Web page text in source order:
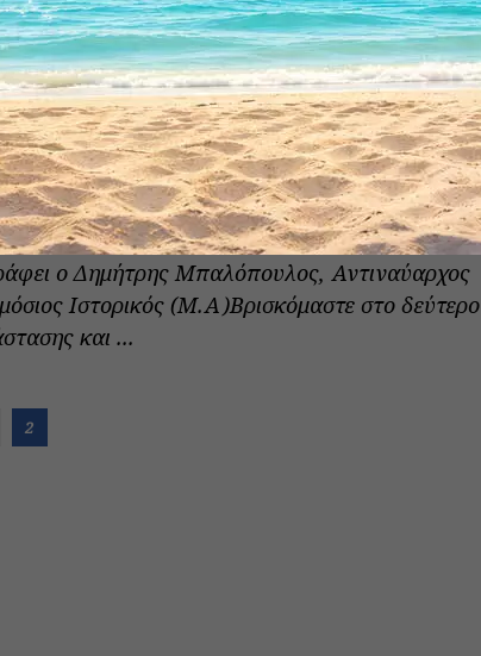
ΜπαλόπουλοςΤα προεόρτιαΤο καλοκαίρι του
Ελλάδα ιδιαίτερα θερμό αλλά και αγωνιώδες,
Αργολικού Κόλπου (ναυμαχία των
6 ΟΚΤΩΒΡΊΟΥ 2023 0
ο Δημήτρης Μπαλόπουλος, Αντιναύαρχος
Ιστορικός (Μ.Α)Βρισκόμαστε στο δεύτερο
και ...
2